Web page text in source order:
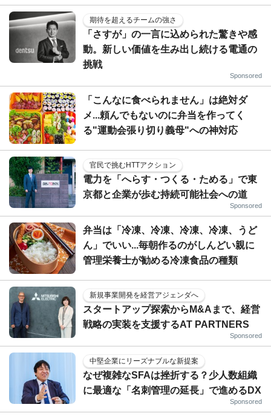
期待を超えるチームの強さ
「さすが」の一言に込められた驚きや感
動。新しい価値を生み出し続ける電通の
挑戦
Sponsored
「こんなに食べられません」は絶対ダ
メ...頼んでもないのに弁当を作ってく
る"運動会張り切り義母"への神対応
官民で挑むHTTアクション
電力を「へらす・つくる・ためる」で東
京都と企業が歩む持続可能社会への道
Sponsored
弁当は「冷凍、冷凍、冷凍、冷凍、うど
ん」でいい...毎朝作るのがしんどい親に
管理栄養士が勧める冷凍食品の種類
新規事業開発を経営アジェンダへ
スタートアップ探索からM&Aまで、経営
戦略の実装を支援するAT PARTNERS
Sponsored
中堅企業にリーズナブルな新提案
なぜ複雑なSFAは挫折する？少人数組織
に最適な「名刺管理の延長」で進めるDX
Sponsored